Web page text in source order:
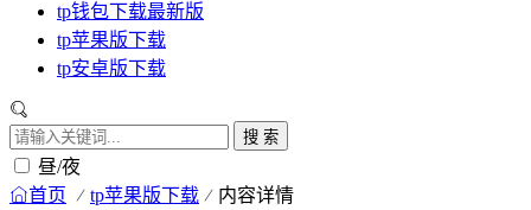
tp钱包下载最新版
tp苹果版下载
tp安卓版下载
搜 索
昼/夜
首页 tp苹果版下载 内容详情